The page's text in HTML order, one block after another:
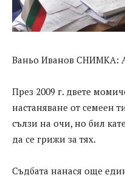
Ваньо Иванов СНИМКА:
През 2009 г. двете
настаняване от семеен
сълзи на очи, но бил
да се грижи за тях.
Съдбата нанася още